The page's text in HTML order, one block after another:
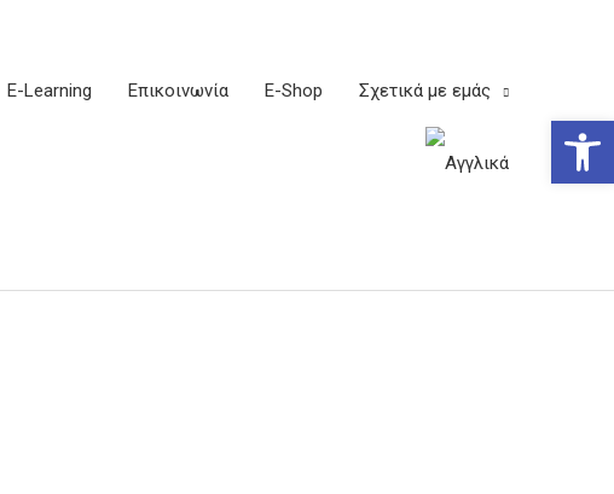
E-Learning Επικοινωνία E-Shop Σχετικά με εμάς